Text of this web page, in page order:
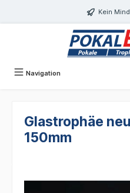
Kein
Navigation
Glastrophäe
150mm
Bildergalerie überspringen